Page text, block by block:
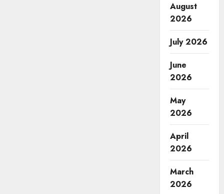
August
2026
July 2026
June
2026
May
2026
April
2026
March
2026